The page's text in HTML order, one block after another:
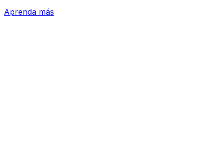
Aprenda más